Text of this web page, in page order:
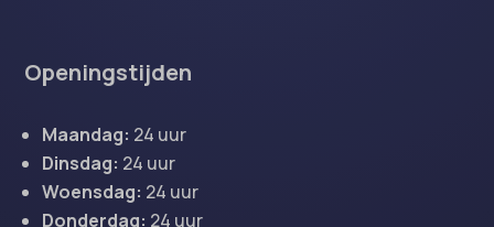
Openingstijden
Maandag: 24 uur
Dinsdag: 24 uur
Woensdag: 24 uur
Donderdag: 24 uur